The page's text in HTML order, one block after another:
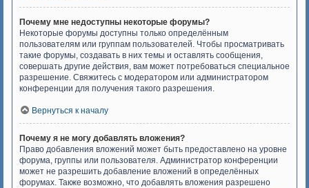
Почему мне недоступны некоторые форумы?
Некоторые форумы доступны только определённым
пользователям или группам пользователей. Чтобы просматривать
такие форумы, создавать в них темы и оставлять сообщения,
совершать другие действия, вам может потребоваться специальное
разрешение. Свяжитесь с модератором или администратором
конференции для получения такого разрешения.
Вернуться к началу
Почему я не могу добавлять вложения?
Право добавления вложений может быть предоставлено на уровне
форума, группы или пользователя. Администратор конференции
может не разрешить добавление вложений в определённых
форумах. Также возможно, что добавлять вложения разрешено